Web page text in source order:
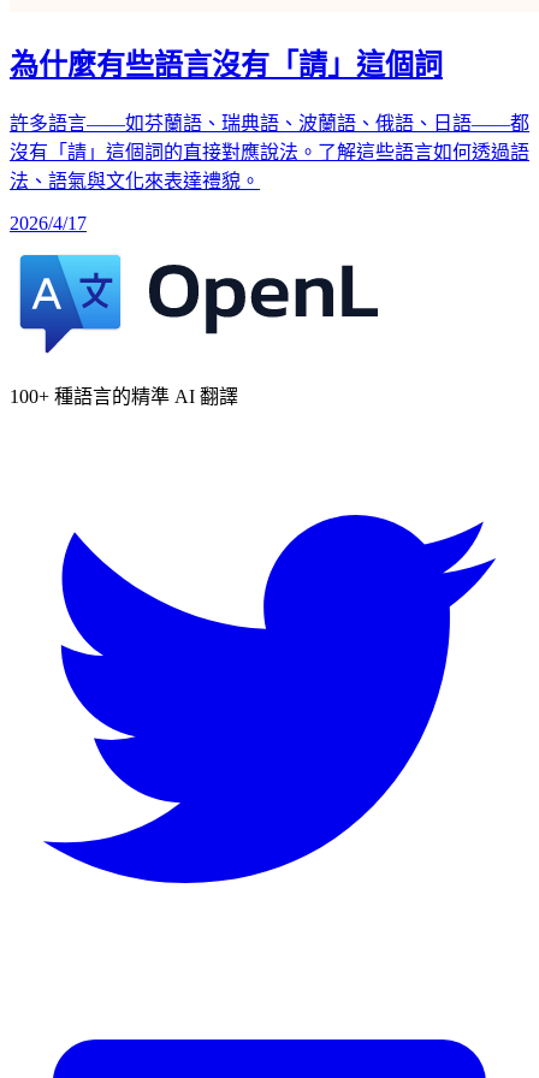
為什麼有些語言沒有「請」這個詞
許多語言——如芬蘭語、瑞典語、波蘭語、俄語、日語——都
沒有「請」這個詞的直接對應說法。了解這些語言如何透過語
法、語氣與文化來表達禮貌。
2026/4/17
100+ 種語言的精準 AI 翻譯